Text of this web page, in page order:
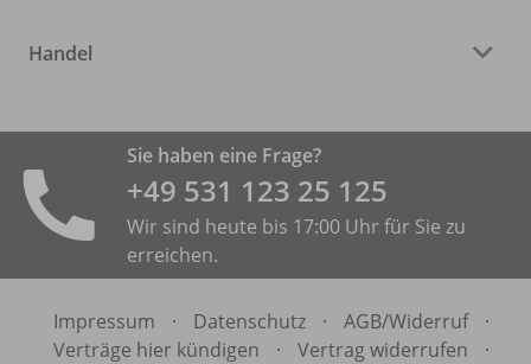
Handel
Sie haben eine Frage?
+49 531 ­123 25 125
Wir sind heute bis 17:00 Uhr für Sie zu
erreichen.
Impressum · Datenschutz · AGB/Widerruf
·
Verträge hier kündigen
· Vertrag widerrufen ·